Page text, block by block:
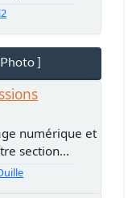
]
numérique et
section...